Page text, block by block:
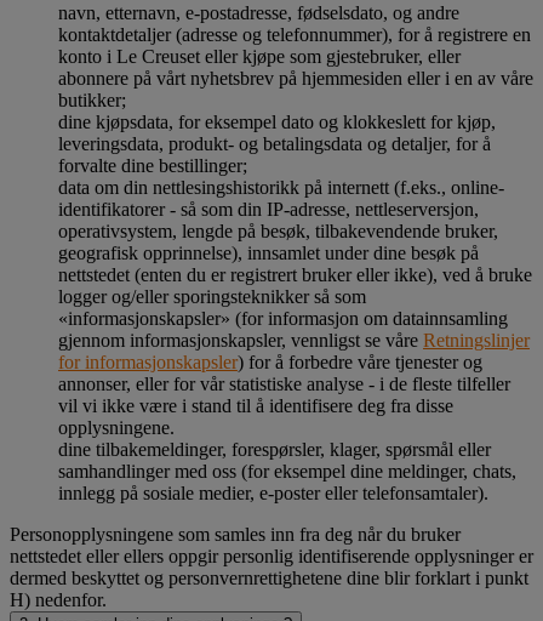
navn, etternavn, e-postadresse, fødselsdato, og andre
kontaktdetaljer (adresse og telefonnummer), for å registrere en
konto i Le Creuset eller kjøpe som gjestebruker, eller
abonnere på vårt nyhetsbrev på hjemmesiden eller i en av våre
butikker;
dine kjøpsdata, for eksempel dato og klokkeslett for kjøp,
leveringsdata, produkt- og betalingsdata og detaljer, for å
forvalte dine bestillinger;
data om din nettlesingshistorikk på internett (f.eks., online-
identifikatorer - så som din IP-adresse, nettleserversjon,
operativsystem, lengde på besøk, tilbakevendende bruker,
geografisk opprinnelse), innsamlet under dine besøk på
nettstedet (enten du er registrert bruker eller ikke), ved å bruke
logger og/eller sporingsteknikker så som
«informasjonskapsler» (for informasjon om datainnsamling
gjennom informasjonskapsler, vennligst se våre Retningslinjer
for informasjonskapsler) for å forbedre våre tjenester og
annonser, eller for vår statistiske analyse - i de fleste tilfeller
vil vi ikke være i stand til å identifisere deg fra disse
opplysningene.
dine tilbakemeldinger, forespørsler, klager, spørsmål eller
samhandlinger med oss (for eksempel dine meldinger, chats,
innlegg på sosiale medier, e-poster eller telefonsamtaler).
Personopplysningene som samles inn fra deg når du bruker
nettstedet eller ellers oppgir personlig identifiserende opplysninger er
dermed beskyttet og personvernrettighetene dine blir forklart i punkt
H) nedenfor.